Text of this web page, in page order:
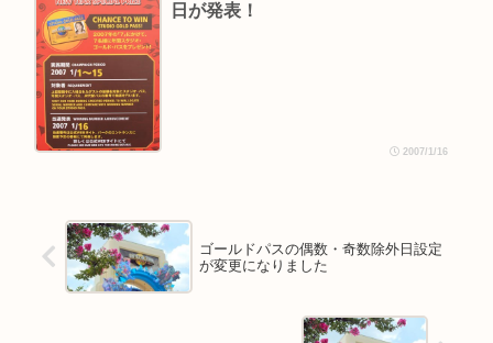
日が発表！
2007/1/16
ゴールドパスの偶数・奇数除外日設定
が変更になりました